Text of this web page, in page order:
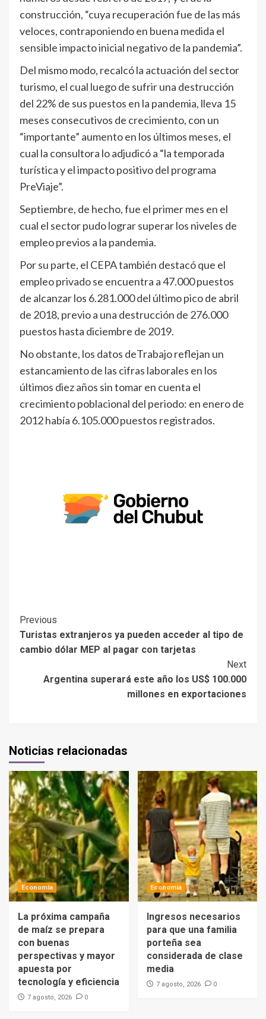
construcción, “cuya recuperación fue de las más
veloces, contraponiendo en buena medida el
sensible impacto inicial negativo de la pandemia”.
Del mismo modo, recalcó la actuación del sector
turismo, el cual luego de sufrir una destrucción
del 22% de sus puestos en la pandemia, lleva 15
meses consecutivos de crecimiento, con un
“importante” aumento en los últimos meses, el
cual la consultora lo adjudicó a “la temporada
turística y el impacto positivo del programa
PreViaje”.
Septiembre, de hecho, fue el primer mes en el
cual el sector pudo lograr superar los niveles de
empleo previos a la pandemia.
Por su parte, el CEPA también destacó que el
empleo privado se encuentra a 47.000 puestos
de alcanzar los 6.281.000 del último pico de abril
de 2018, previo a una destrucción de 276.000
puestos hasta diciembre de 2019.
No obstante, los datos deTrabajo reflejan un
estancamiento de las cifras laborales en los
últimos diez años sin tomar en cuenta el
crecimiento poblacional del periodo: en enero de
2012 había 6.105.000 puestos registrados.
Previous
Turistas extranjeros ya pueden acceder al tipo de
cambio dólar MEP al pagar con tarjetas
Next
Argentina superará este año los US$ 100.000
millones en exportaciones
Noticias relacionadas
Economía
La próxima campaña
de maíz se prepara
con buenas
perspectivas y mayor
apuesta por
tecnología y eficiencia
7 agosto, 2026 0
Economía
Ingresos necesarios
para que una familia
porteña sea
considerada de clase
media
7 agosto, 2026 0